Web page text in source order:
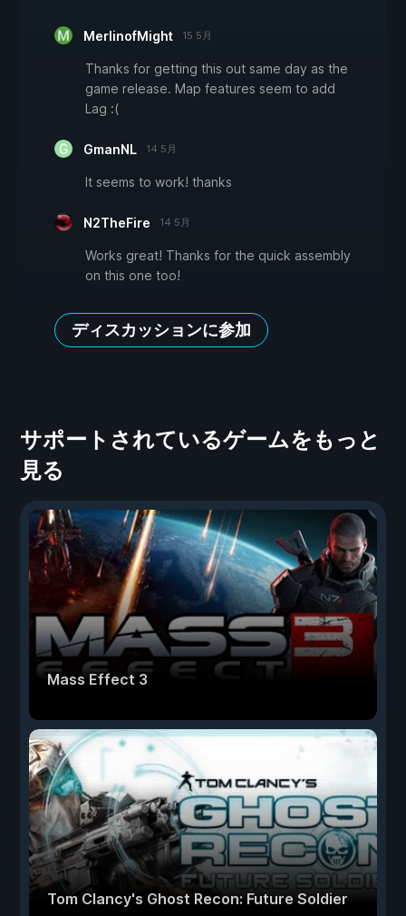
MerlinofMight 15 5月
Thanks for getting this out same day as the
game release. Map features seem to add
Lag :(
GmanNL 14 5月
It seems to work! thanks
N2TheFire 14 5月
Works great! Thanks for the quick assembly
on this one too!
ディスカッションに参加
サポートされているゲームをもっと
見る
Mass Effect 3
Tom Clancy's Ghost Recon: Future Soldier